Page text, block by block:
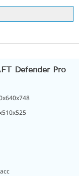
Defender Pro